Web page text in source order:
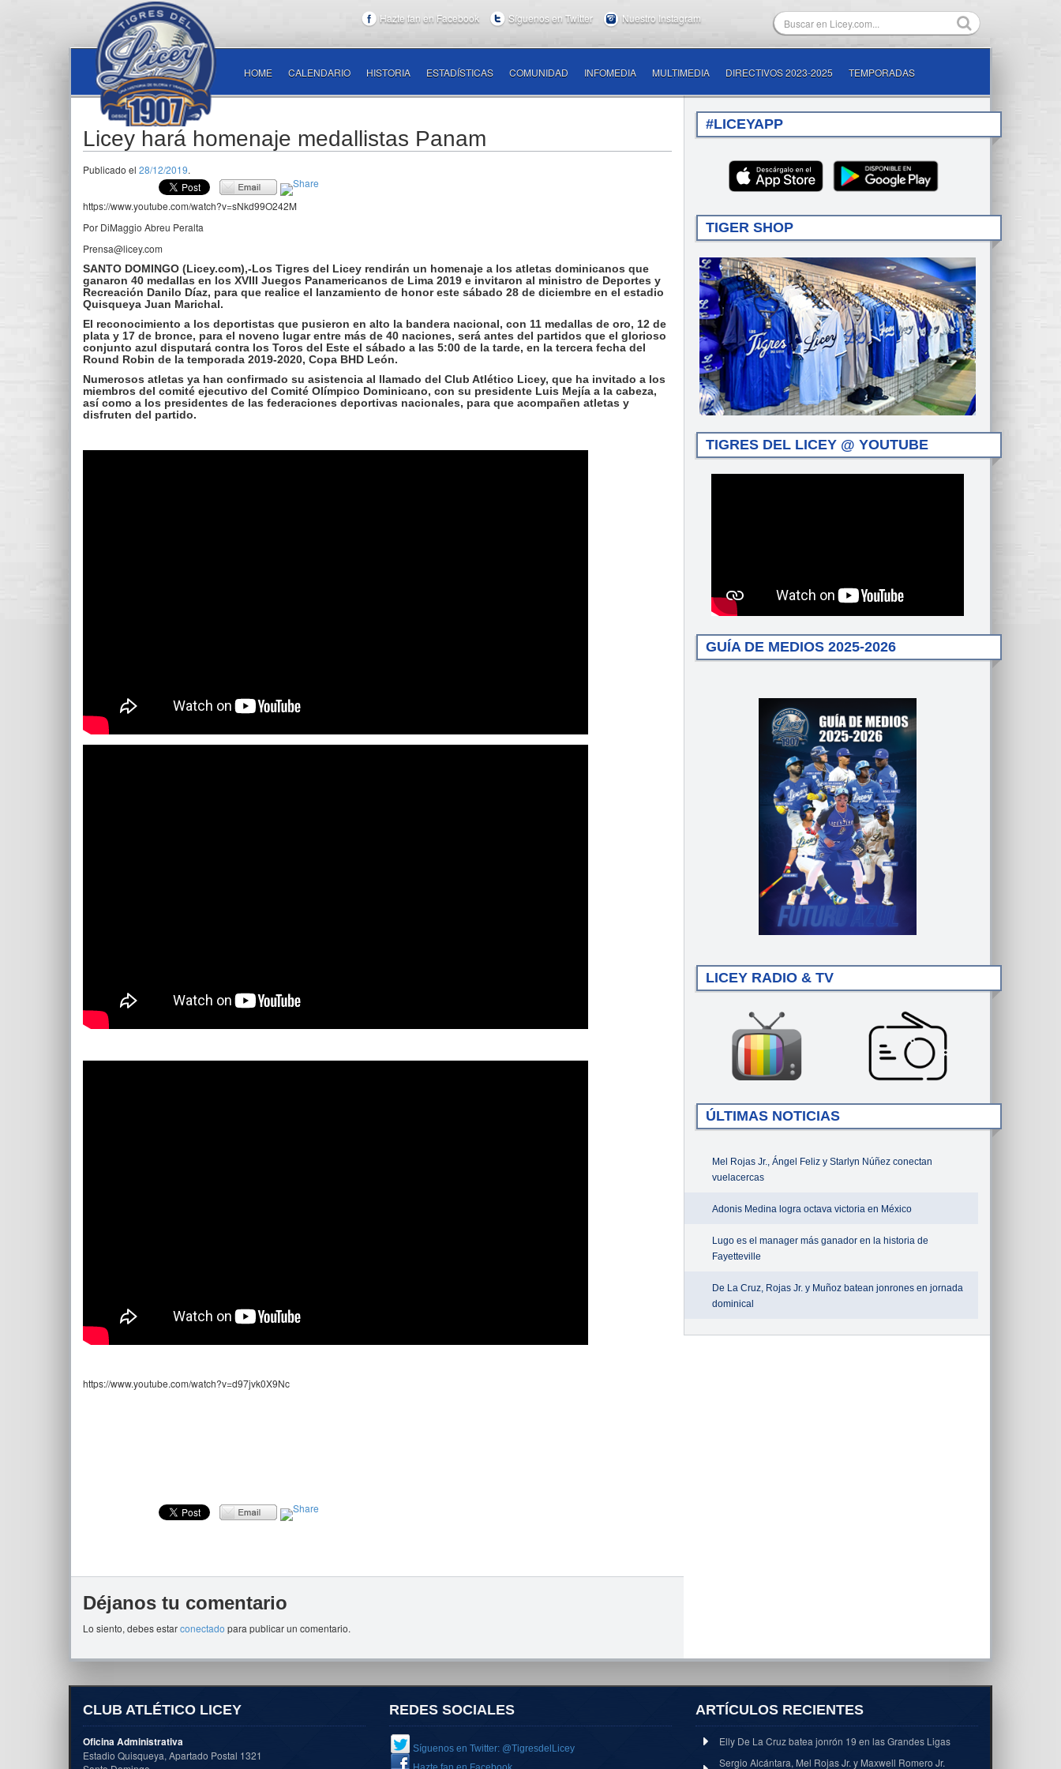
Hazte fan en Facebook Síguenos en Twitter Nuestro Instagram
HOME CALENDARIO HISTORIA ESTADÍSTICAS COMUNIDAD INFOMEDIA MULTIMEDIA DIRECTIVOS 2023-2025 TEMPORADAS
Licey hará homenaje medallistas Panam
Publicado el 28/12/2019.
https://www.youtube.com/watch?v=sNkd99O242M
Por DiMaggio Abreu Peralta
Prensa@licey.com
SANTO DOMINGO (Licey.com),-Los Tigres del Licey rendirán un homenaje a los atletas dominicanos que
ganaron 40 medallas en los XVIII Juegos Panamericanos de Lima 2019 e invitaron al ministro de Deportes y
Recreación Danilo Díaz, para que realice el lanzamiento de honor este sábado 28 de diciembre en el estadio
Quisqueya Juan Marichal.
El reconocimiento a los deportistas que pusieron en alto la bandera nacional, con 11 medallas de oro, 12 de
plata y 17 de bronce, para el noveno lugar entre más de 40 naciones, será antes del partidos que el glorioso
conjunto azul disputará contra los Toros del Este el sábado a las 5:00 de la tarde, en la tercera fecha del
Round Robin de la temporada 2019-2020, Copa BHD León.
Numerosos atletas ya han confirmado su asistencia al llamado del Club Atlético Licey, que ha invitado a los
miembros del comité ejecutivo del Comité Olímpico Dominicano, con su presidente Luis Mejía a la cabeza,
así como a los presidentes de las federaciones deportivas nacionales, para que acompañen atletas y
disfruten del partido.
https://www.youtube.com/watch?v=d97jvk0X9Nc
Déjanos tu comentario
Lo siento, debes estarconectado para publicar un comentario.
#LICEYAPP
TIGER SHOP
TIGRES DEL LICEY @ YOUTUBE
GUÍA DE MEDIOS 2025-2026
LICEY RADIO & TV
ÚLTIMAS NOTICIAS
Mel Rojas Jr., Ángel Feliz y Starlyn Núñez conectan
vuelacercas
Adonis Medina logra octava victoria en México
Lugo es el manager más ganador en la historia de
Fayetteville
De La Cruz, Rojas Jr. y Muñoz batean jonrones en jornada
dominical
CLUB ATLÉTICO LICEY
Oficina Administrativa
Estadio Quisqueya, Apartado Postal 1321
REDES SOCIALES
Síguenos en Twitter: @TigresdelLicey
ARTÍCULOS RECIENTES
Elly De La Cruz batea jonrón 19 en las Grandes Ligas
Sergio Alcántara, Mel Rojas Jr. y Maxwell Romero Jr.